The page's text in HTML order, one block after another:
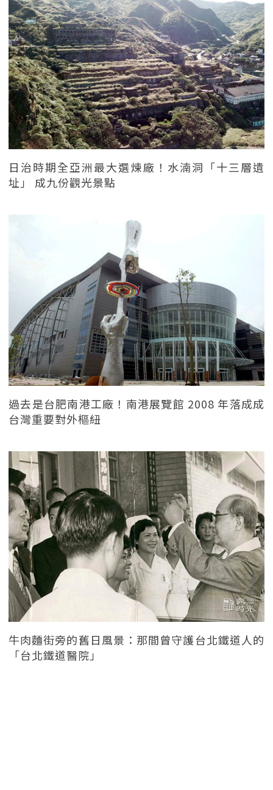
日治時期全亞洲最大選煉廠！水湳洞「十三層遺
址」 成九份觀光景點
過去是台肥南港工廠！南港展覽館 2008 年落成成
台灣重要對外樞紐
牛肉麵街旁的舊日風景：那間曾守護台北鐵道人的
「台北鐵道醫院」